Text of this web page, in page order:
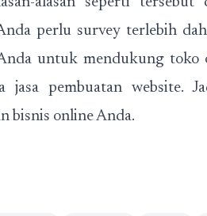
perlu survey terlebih
untuk mendukung toko
jasa pembuatan website.
bisnis online Anda.